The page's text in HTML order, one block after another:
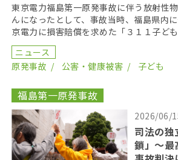
東京電力福島第一原発事故に伴う放射性
んになったとして、事故当時、福島県内
京電力に損害賠償を求めた「３１１子ど
第１８回口頭弁論が２０２６年６月１７
ニュース
原発事故
公害・健康被害 子ども
福島第一原発事故
2026/06/
司法の独
鎖」〜最